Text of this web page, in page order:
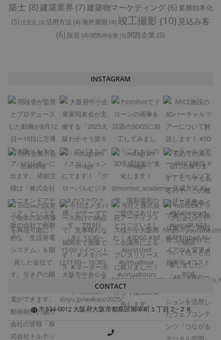
築士 (8)建築業界 (7)建築物マーケティング(6) 業務効率化
(5) 注意点 (3) 活用方法 (4) 海外展開 (4) 竣工撮影 (10) 見込み客
(6) 販促 (4) 関西XR企業 (3) 関西企業 (5)
INSTAGRAM
CONTACT
〒534-0012 大阪府大阪市都島区御幸町１丁目２−２８